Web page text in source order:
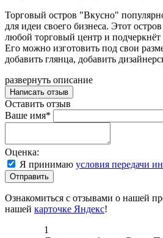
Торговый остров "Вкусно"
для идеи своего бизнеса. Этот
любой торговый центр и
Его можно изготовить под свои
добавить глянца, добавить
развернуть описание
Написать отзыв
Оставить отзыв
Ваше имя*
Оценка:
Я принимаю условия передачи
Отправить
Ознакомиться с отзывами о нашей
нашей карточке Яндекс!
1